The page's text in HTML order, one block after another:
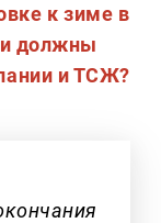
к зиме в
должны
и ТСЖ?